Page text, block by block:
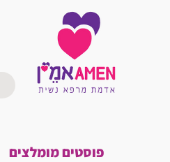
פוסטים מומלצים